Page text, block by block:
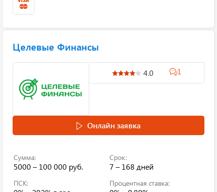
Целевые Финансы
4.0 1
Онлайн заявка
Сумма:
5000 – 100 000 руб.
Срок:
7 – 168 дней
ПСК: Процентная ставка: